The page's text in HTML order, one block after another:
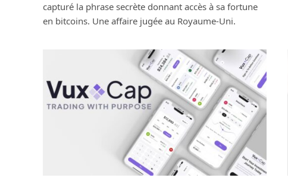
capturé la phrase secrète donnant accès à sa fortune
en bitcoins. Une affaire jugée au Royaume-Uni.